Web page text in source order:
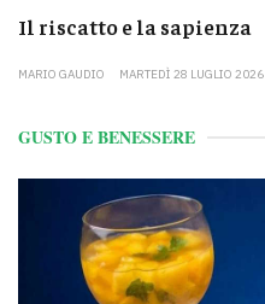
Il riscatto e la sapienza
MARIO GAUDIO MARTEDÌ 28 LUGLIO 2026
GUSTO E BENESSERE